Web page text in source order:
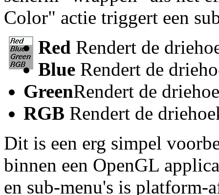
Color" actie triggert een
Red Rendert de
Blue Rendert de
GreenRendert de
RGB Rendert de
Dit is een erg simpel
binnen een OpenGL
en sub-menu's is platform-